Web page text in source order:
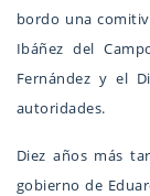
bordo una
Ibáñez del
Fernández y el
autoridades.
Diez años más
gobierno de